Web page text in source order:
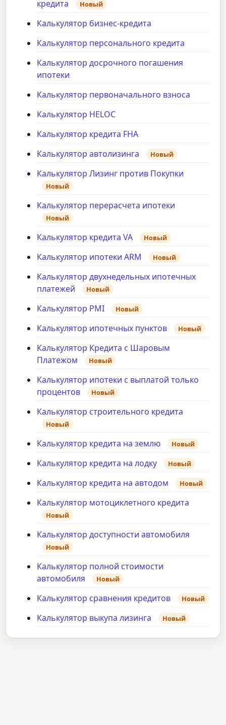
кредита Новый
Калькулятор бизнес-кредита
Калькулятор персонального кредита
Калькулятор досрочного погашения
ипотеки
Калькулятор первоначального взноса
Калькулятор HELOC
Калькулятор кредита FHA
Калькулятор автолизинга
Новый
Калькулятор Лизинг против Покупки
Новый
Калькулятор перерасчета ипотеки
Новый
Калькулятор кредита VA Новый
Калькулятор ипотеки ARM Новый
Калькулятор двухнедельных ипотечных
платежей
Новый
Калькулятор PMI Новый
Калькулятор ипотечных пунктов Новый
Калькулятор Кредита с Шаровым
Платежом
Новый
Калькулятор ипотеки с выплатой только
процентов
Новый
Калькулятор строительного кредита
Новый
Калькулятор кредита на землю Новый
Калькулятор кредита на лодку Новый
Калькулятор кредита на автодом Новый
Калькулятор мотоциклетного кредита
Новый
Калькулятор доступности автомобиля
Новый
Калькулятор полной стоимости
автомобиля
Новый
Калькулятор сравнения кредитов Новый
Калькулятор выкупа лизинга Новый